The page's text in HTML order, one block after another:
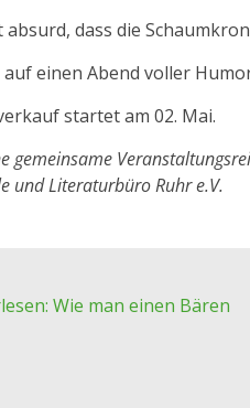
dass die
auf einen Abend voller
startet am 02. Mai.
gemeinsame
und Literaturbüro Ruhr e.V.
Wie man einen Bären